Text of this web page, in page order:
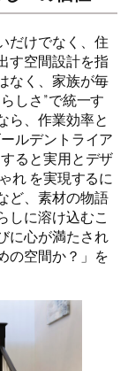
だけでなく、住
す空間設計を指
なく、家族が毎
しさ”で統一す
ら、作業効率と
ルデントライア
ると実用とデザ
れ を実現するに
ど、素材の物語
しに溶け込むこ
に心が満たされ
の空間か？」を